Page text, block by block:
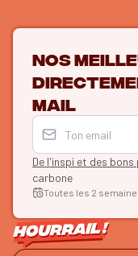
Nos
mail
De l'inspi et des bons
carbone
Toutes les 2